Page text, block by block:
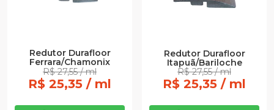
Redutor Durafloor
Ferrara/Chamonix
R$ 27,55 / ml
R$ 25,35 / ml
Redutor Durafloor
Itapuã/Bariloche
R$ 27,55 / ml
R$ 25,35 / ml